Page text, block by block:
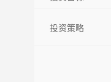
投资策略